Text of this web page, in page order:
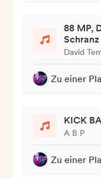
88 MP,
Schranz
David
Zu einer
KICK
A B P
Zu einer